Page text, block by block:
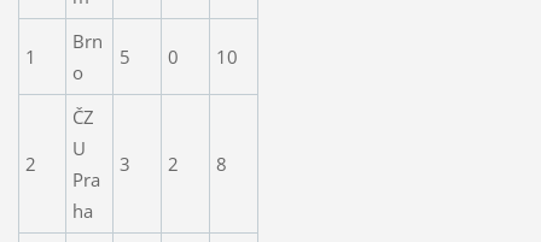
1
Brn
o
5 0 10
2
ČZ
U
Pra
ha
3 2 8